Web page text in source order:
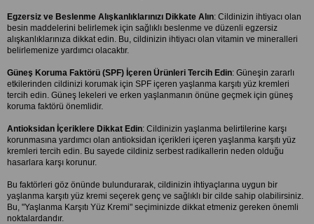
Egzersiz ve Beslenme Alışkanlıklarınızı Dikkate Alın: Cildinizin ihtiyacı olan
besin maddelerini belirlemek için sağlıklı beslenme ve düzenli egzersiz
alışkanlıklarınıza dikkat edin. Bu, cildinizin ihtiyacı olan vitamin ve mineralleri
belirlemenize yardımcı olacaktır.
Güneş Koruma Faktörü (SPF) İçeren Ürünleri Tercih Edin: Güneşin zararlı
etkilerinden cildinizi korumak için SPF içeren yaşlanma karşıtı yüz kremleri
tercih edin. Güneş lekeleri ve erken yaşlanmanın önüne geçmek için güneş
koruma faktörü önemlidir.
Antioksidan İçeriklere Dikkat Edin: Cildinizin yaşlanma belirtilerine karşı
korunmasına yardımcı olan antioksidan içerikleri içeren yaşlanma karşıtı yüz
kremleri tercih edin. Bu sayede cildiniz serbest radikallerin neden olduğu
hasarlara karşı korunur.
Bu faktörleri göz önünde bulundurarak, cildinizin ihtiyaçlarına uygun bir
yaşlanma karşıtı yüz kremi seçerek genç ve sağlıklı bir cilde sahip olabilirsiniz.
Bu, "Yaşlanma Karşıtı Yüz Kremi" seçiminizde dikkat etmeniz gereken önemli
noktalardandır.